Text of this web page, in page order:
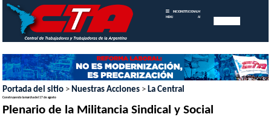
MENU
INICIOINSTITUCIONAL MEMORIAS
ANUALES
Portada del sitio > Nuestras Acciones > La Central
Construyendo la marcha del 17 de agosto
Plenario de la Militancia Sindical y Social